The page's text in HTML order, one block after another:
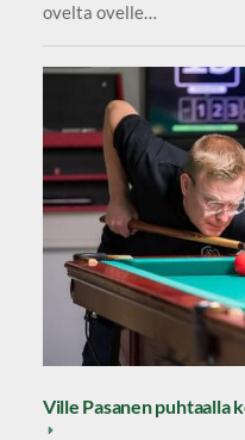
ovelta ovelle…
Ville Pasanen puhtaalla